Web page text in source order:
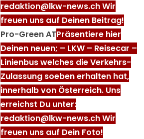
redaktion@lkw-news.ch Wir
freuen uns auf Deinen Beitrag!
Pro-Green ATPräsentiere hier
Deinen neuen; – LKW – Reisecar –
Linienbus welches die Verkehrs-
Zulassung soeben erhalten hat,
innerhalb von Österreich. Uns
erreichst Du unter:
redaktion@lkw-news.ch Wir
freuen uns auf Dein Foto!